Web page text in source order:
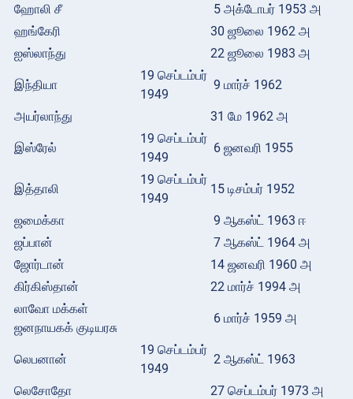
ஹோலி சீ
5 அக்டோபர் 1953 அ
ஹங்கேரி
30 ஜூலை 1962 அ
ஐஸ்லாந்து
22 ஜூலை 1983 அ
இந்தியா
19 செப்டம்பர்
1949
9 மார்ச் 1962
அயர்லாந்து 31 மே 1962 அ
இஸ்ரேல்
19 செப்டம்பர்
1949
6 ஜனவரி 1955
இத்தாலி
19 செப்டம்பர்
1949
15 டிசம்பர் 1952
ஜமைக்கா
9 ஆகஸ்ட் 1963 ஈ
ஜப்பான்
7 ஆகஸ்ட் 1964 அ
ஜோர்டான்
14 ஜனவரி 1960 அ
கிர்கிஸ்தான்
22 மார்ச் 1994 அ
லாவோ மக்கள்
ஜனநாயகக் குடியரசு
6 மார்ச் 1959 அ
லெபனான்
19 செப்டம்பர்
1949
2 ஆகஸ்ட் 1963
லெசோதோ
27 செப்டம்பர் 1973 அ